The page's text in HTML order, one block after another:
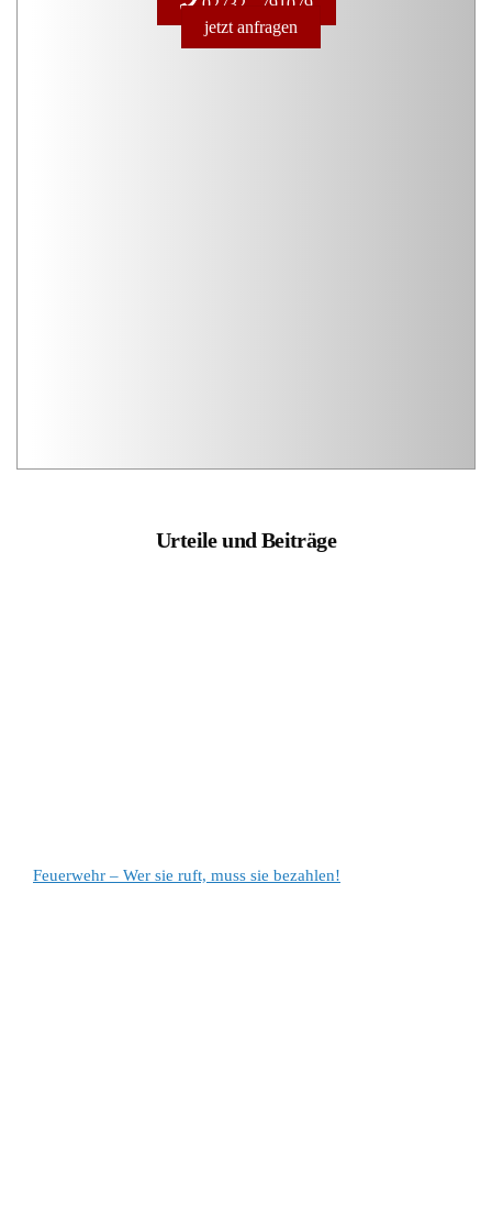
02732 - 791079
jetzt anfragen
Urteile und Beiträge
Feuerwehr – Wer sie ruft, muss sie bezahlen!